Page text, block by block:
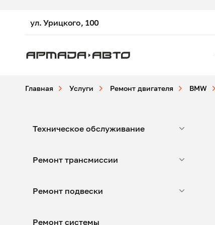
ул. Урицкого, 100
Главная Услуги Ремонт двигателя BMW
Техническое обслуживание
Ремонт трансмиссии
Ремонт подвески
Ремонт системы